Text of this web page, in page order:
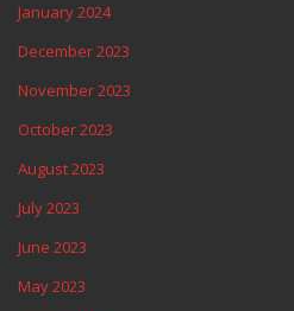
January 2024
December 2023
November 2023
October 2023
August 2023
July 2023
June 2023
May 2023